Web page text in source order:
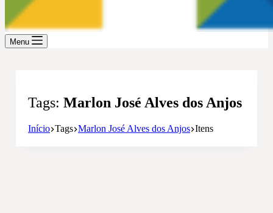
Menu
Tags Marlon José Alves dos Anjos
Início Tags Marlon José Alves dos Anjos Itens